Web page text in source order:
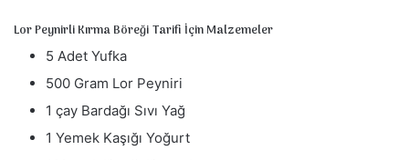
e
Lor Peynirli Kırma Böreği Tarifi İçin Malzemeler
5 Adet Yufka
500 Gram Lor Peyniri
1 çay Bardağı Sıvı Yağ
1 Yemek Kaşığı Yoğurt